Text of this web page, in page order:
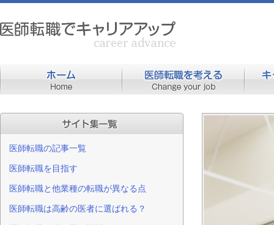
医師転職の記事一覧
医師転職を目指す
医師転職と他業種の転職が異なる点
医師転職は高齢の医者に選ばれる？